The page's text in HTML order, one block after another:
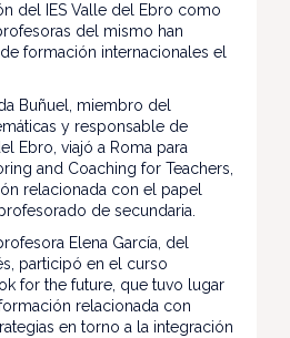
del IES Valle del Ebro como
del mismo han
formación internacionales el
Buñuel, miembro del
y responsable de
Ebro, viajó a Roma para
and Coaching for Teachers,
relacionada con el papel
de secundaria.
Elena García, del
participó en el curso
for the future, que tuvo lugar
relacionada con
en torno a la integración